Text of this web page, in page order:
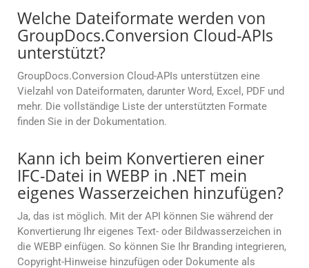
Welche Dateiformate werden von
GroupDocs.Conversion Cloud-APIs
unterstützt?
GroupDocs.Conversion Cloud-APIs unterstützen eine
Vielzahl von Dateiformaten, darunter Word, Excel, PDF und
mehr. Die vollständige Liste der unterstützten Formate
finden Sie in der Dokumentation.
Kann ich beim Konvertieren einer
IFC-Datei in WEBP in .NET mein
eigenes Wasserzeichen hinzufügen?
Ja, das ist möglich. Mit der API können Sie während der
Konvertierung Ihr eigenes Text- oder Bildwasserzeichen in
die WEBP einfügen. So können Sie Ihr Branding integrieren,
Copyright-Hinweise hinzufügen oder Dokumente als